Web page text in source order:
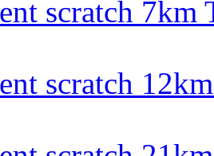
scratch
scratch